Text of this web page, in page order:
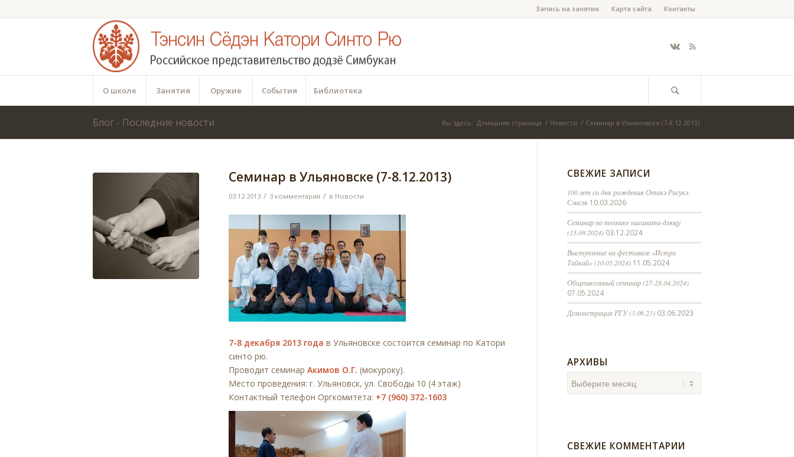
Запись на занятия Карта сайта Контакты
О школе Занятия Оружие События Библиотека
Блог - Последние новости Вы здесь: Домашняя страница / Новости / Семинар в Ульяновске (7-8.12.2013)
Семинар в Ульяновске (7-8.12.2013)
03.12.2013 / 3 комментария / в Новости
7-8 декабря 2013 года в Ульяновске состоится семинар по Катори
синто рю.
Проводит семинар Акимов О.Г. (мокуроку).
Место проведения: г. Ульяновск, ул. Свободы 10 (4 этаж)
Контактный телефон Оргкомитета: +7 (960) 372-1603
СВЕЖИЕ ЗАПИСИ
100 лет со дня рождения Отакэ Рисукэ
Сэнсэя 10.03.2026
Семинар по технике нагината-дзюцу
(15.09.2024) 03.12.2024
Выступление на фестивале «Истра
Тайкай» (10.05.2024) 11.05.2024
Общешкольный семинар (27-28.04.2024)
07.05.2024
Демонстрация РГУ (3.06.23) 03.06.2023
АРХИВЫ
СВЕЖИЕ КОММЕНТАРИИ